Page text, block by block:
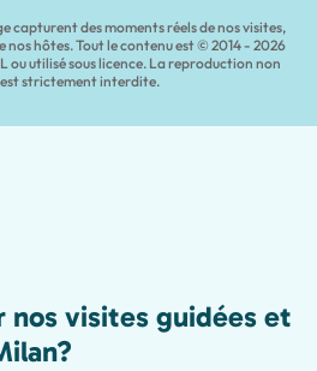
capturent des moments réels de nos visites,
nos hôtes. Tout le contenu est © 2014 - 2026
ou utilisé sous licence. La reproduction non
strictement interdite.
nos visites guidées et